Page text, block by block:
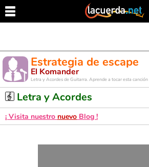
Estrategia de escape
El Komander
Letra y Acordes de Guitarra. Aprende a tocar esta canción
Letra y Acordes
¡ Visita nuestro nuevo Blog !